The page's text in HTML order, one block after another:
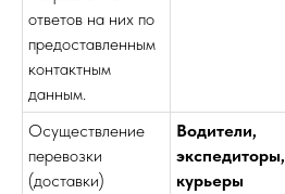
ответов на них по
предоставленным
контактным
данным.
Осуществление
перевозки
(доставки)
Водители,
экспедиторы,
курьеры